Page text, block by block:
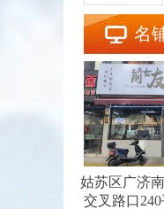
名
姑苏区广济
交叉路口